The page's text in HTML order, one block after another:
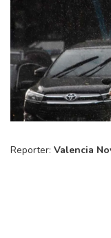
Reporter: Valencia